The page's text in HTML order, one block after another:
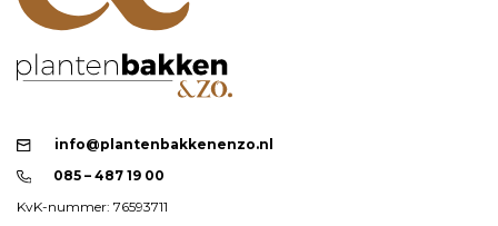
info@plantenbakkenenzo.nl
085 – 487 19 00
KvK-nummer: 76593711